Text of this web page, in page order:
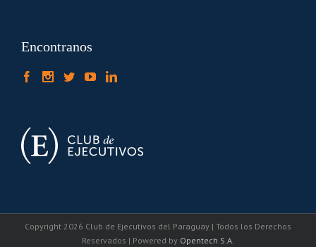
Encontranos
Copyright 2026 Club de Ejecutivos del Paraguay | Todos los Derechos
Reservados | Powered by Opentech S.A.